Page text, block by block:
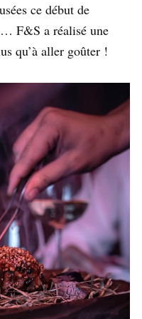
ce début de
F&S a réalisé une
qu’à aller goûter !